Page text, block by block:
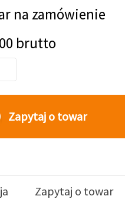
na zamówienie
brutto
Zapytaj o towar
Zapytaj o towar